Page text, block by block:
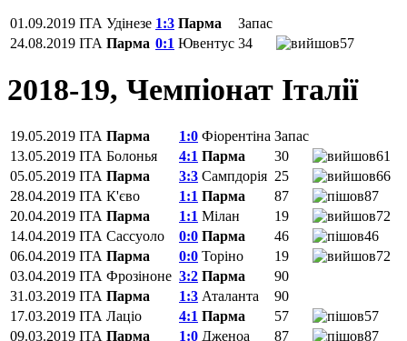
01.09.2019 ITA Удінезе 1:3 Парма
Запас
24.08.2019 ITA Парма 0:1 Ювентус 34 57
2018-19, Чемпіонат Італії
19.05.2019 ITA Парма 1:0 Фіорентіна‎ Запас
13.05.2019 ITA Болонья 4:1 Парма 30
61
05.05.2019 ITA Парма 3:3 Сампдорія 25
66
28.04.2019 ITA К'єво 1:1 Парма 87
87
20.04.2019 ITA Парма 1:1 Мілан 19
72
14.04.2019 ITA Сассуоло 0:0 Парма 46
46
06.04.2019 ITA Парма 0:0 Торіно 19
72
03.04.2019 ITA Фрозіноне 3:2 Парма
90
31.03.2019 ITA Парма 1:3 Аталанта
90
17.03.2019 ITA Лаціо 4:1 Парма 57
57
09.03.2019 ITA Парма 1:0 Дженоа 87
87